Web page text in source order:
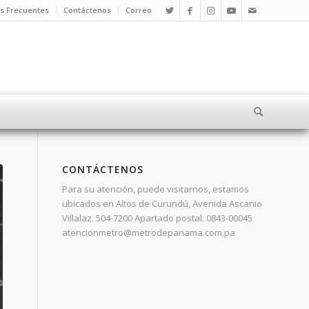
Frecuentes Contáctenos Correo
CONTÁCTENOS
Para su atención, puede visitarnos, estamos
ubicados en Altos de Curundú, Avenida Ascanio
Villalaz. 504-7200 Apartado postal: 0843-00045
atencionmetro@metrodepanama.com.pa